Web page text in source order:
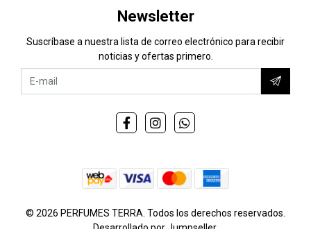
Newsletter
Suscríbase a nuestra lista de correo electrónico para recibir
noticias y ofertas primero.
© 2026 PERFUMES TERRA. Todos los derechos reservados.